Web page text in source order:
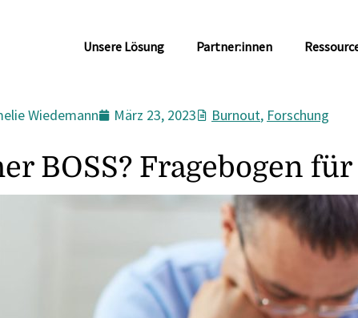
Unsere Lösung Partner:innen
Wiedemann März 23, 2023 Burnout, Forschung
BOSS? Fragebogen